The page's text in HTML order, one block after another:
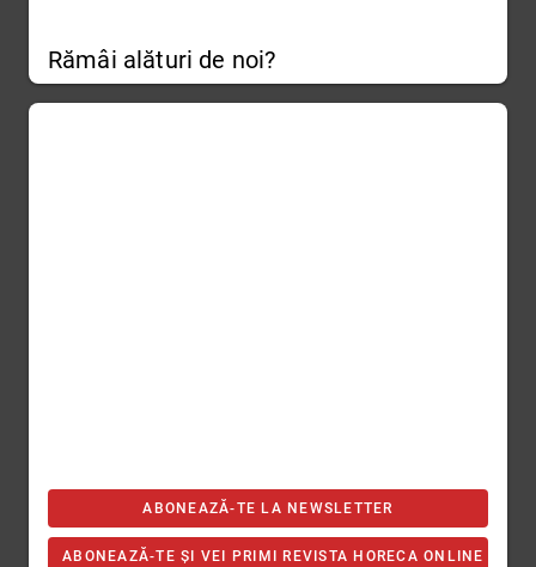
Rămâi alături de noi?
ABONEAZĂ-TE LA NEWSLETTER
ABONEAZĂ-TE ȘI VEI PRIMI REVISTA HORECA ONLINE